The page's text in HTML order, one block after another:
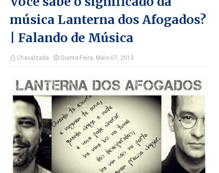
música Lanterna dos Afogados?
| Falando de Música
Chavalzada Quinta-Feira, Maio 07, 2015